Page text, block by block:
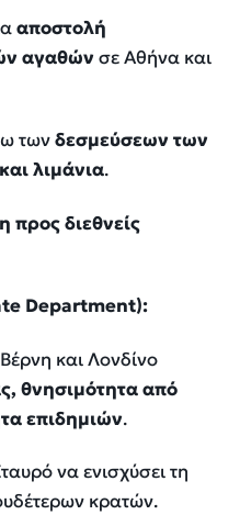
αποστολή
αγαθώνσε Αθήνα και
τωνδεσμεύσεων των
λιμάνια.
προς διεθνείς
Department):
και Λονδίνο
θνησιμότητα από
επιδημιών.
να ενισχύσει τη
κρατών.